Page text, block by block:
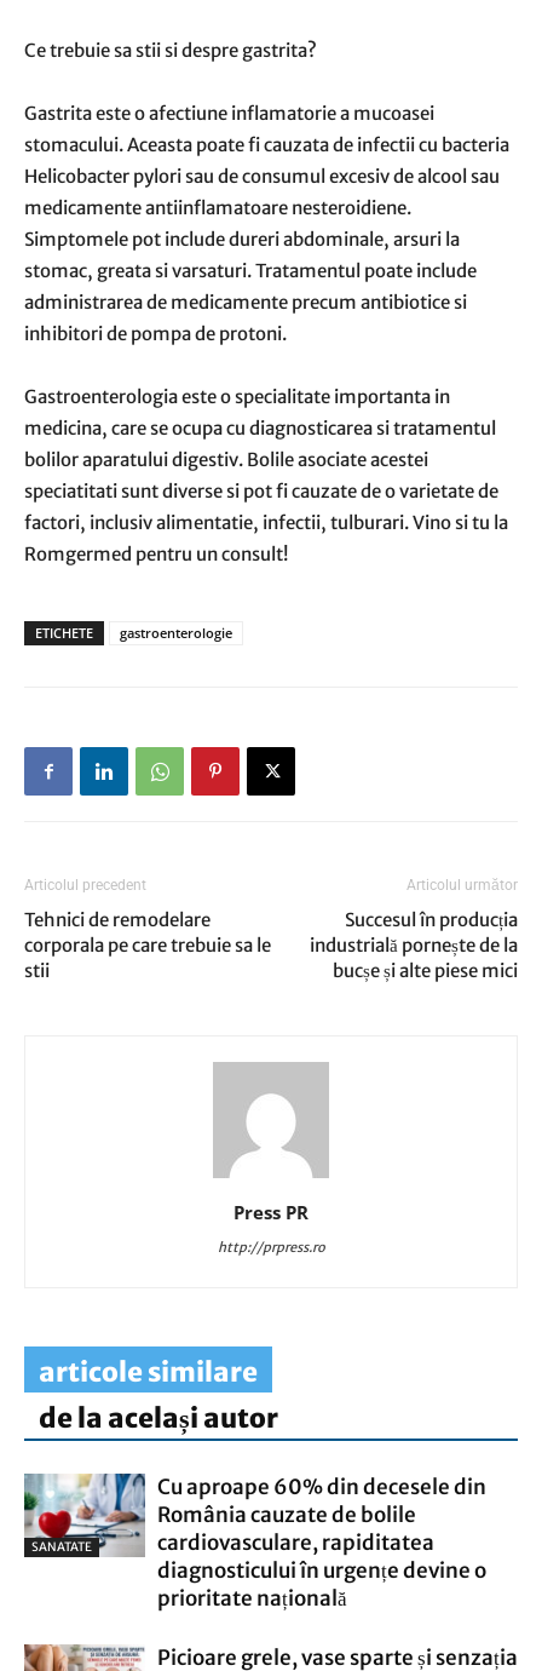
Ce trebuie sa stii si despre gastrita?
Gastrita este o afectiune inflamatorie a mucoasei
stomacului. Aceasta poate fi cauzata de infectii cu bacteria
Helicobacter pylori sau de consumul excesiv de alcool sau
medicamente antiinflamatoare nesteroidiene.
Simptomele pot include dureri abdominale, arsuri la
stomac, greata si varsaturi. Tratamentul poate include
administrarea de medicamente precum antibiotice si
inhibitori de pompa de protoni.
Gastroenterologia este o specialitate importanta in
medicina, care se ocupa cu diagnosticarea si tratamentul
bolilor aparatului digestiv. Bolile asociate acestei
speciatitati sunt diverse si pot fi cauzate de o varietate de
factori, inclusiv alimentatie, infectii, tulburari. Vino si tu la
Romgermed pentru un consult!
ETICHETE gastroenterologie
Articolul precedent
Tehnici de remodelare
corporala pe care trebuie sa le
stii
Articolul următor
Succesul în producția
industrială pornește de la
bucșe și alte piese mici
Press PR
http://prpress.ro
articole similare
de la același autor
SANATATE
Cu aproape 60% din decesele din
România cauzate de bolile
cardiovasculare, rapiditatea
diagnosticului în urgențe devine o
prioritate națională
Picioare grele, vase sparte și senzația